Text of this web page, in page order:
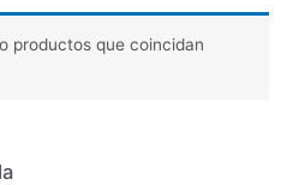
productos que coincidan